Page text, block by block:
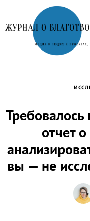
to
content
отчет
вы — не